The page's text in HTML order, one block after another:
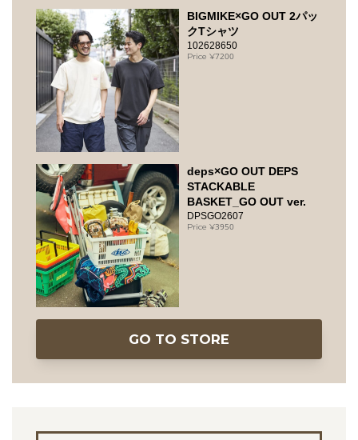
BIGMIKE×GO OUT 2パッ
クTシャツ
102628650
7200
deps×GO OUT DEPS
STACKABLE
BASKET_GO OUT ver.
DPSGO2607
3950
GO TO STORE